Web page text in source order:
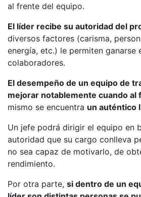
al frente del equipo.
El líder recibe su autoridad del
diversos factores (carisma,
energía, etc.) le permiten ganarse
colaboradores.
El desempeño de un equipo de
mejorar notablemente cuando al
mismo se encuentra un auténtico
Un jefe podrá dirigir el equipo en
autoridad que su cargo conlleva
no sea capaz de motivarlo, de
rendimiento.
Por otra parte, si dentro de un